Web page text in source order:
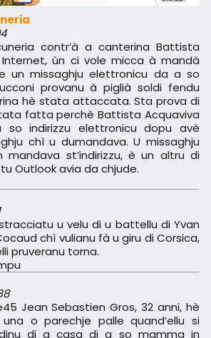
contr’à a canterina Battista
Internet, ùn ci vole micca à mandà
un missaghju elettronicu da a so
provanu à piglià soldi fendu
hè stata attaccata. Sta prova di
fatta perchè Battista Acquaviva
so indirizzu elettronicu dopu avè
chì u dumandava. U missaghju
mandava st’indirizzu, è un altru di
Outlook avia da chjude.
u velu di u battellu di Yvan
chì vulianu fà u giru di Corsica,
pruveranu torna.
Jean Sebastien Gros, 32 anni, hè
o parechje palle quand’ellu si
di a casa di a so mamma in